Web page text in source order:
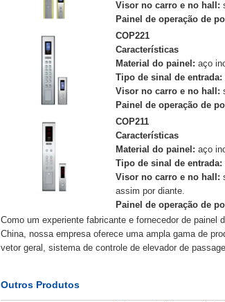
Visor no carro e no hall:
Painel de operação de
COP221
Características
Material do painel: aço
Tipo de sinal de entrada:
Visor no carro e no hall:
Painel de operação de
COP211
Características
Material do painel: aço
Tipo de sinal de entrada:
Visor no carro e no hall:
assim por diante.
Painel de operação de
Como um experiente fabricante e fornecedor de painel
China, nossa empresa oferece uma ampla gama de
vetor geral, sistema de controle de elevador de
Outros Produtos